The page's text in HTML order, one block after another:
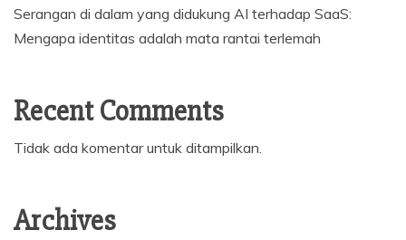
Serangan di dalam yang didukung AI terhadap SaaS:
Mengapa identitas adalah mata rantai terlemah
Recent Comments
Tidak ada komentar untuk ditampilkan.
Archives